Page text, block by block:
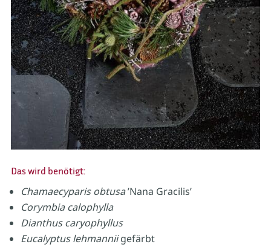
Das wird benötigt:
Chamaecyparis obtusa’Nana Gracilis’
Corymbia calophylla
Dianthus caryophyllus
Eucalyptus lehmanniigefärbt